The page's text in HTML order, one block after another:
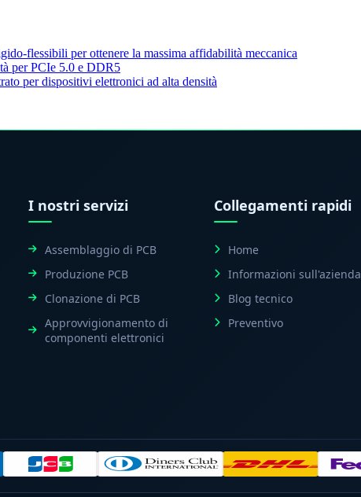
flessibili per ottenere la massima affidabilità meccanica
per PCIe 5.0 e DDR5
per dispositivi elettronici ad alta densità
I nostri servizi
Assemblaggio di PCB
Produzione PCB
Clonazione di PCB
Approvvigionamento di
componenti elettronici
Collegamenti rapidi
Home
Informazioni sull'azienda
Blog tecnico
Preventivo